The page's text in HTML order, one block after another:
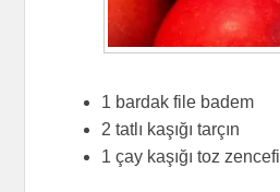
1 bardak file badem
2 tatlı kaşığı tarçın
1 çay kaşığı toz zencefil